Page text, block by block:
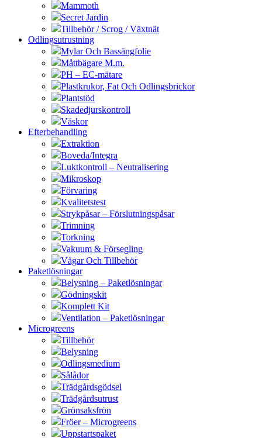
Mammoth
Secret Jardin
Tillbehör / Scrog / Växtnät
Odlingsutrustning
Mylar Och Bassängfolie
Måttbägare M.m.
PH – EC-mätare
Plastkrukor, Fat Och Odlingsbrickor
Plantstöd
Skadedjurskontroll
Väskor
Efterbehandling
Extraktion
Boveda/Integra
Luktkontroll – Neutralisering
Mikroskop
Förvaring
Kvalitetstest
Strykpåsar – Förslutningspåsar
Trimning
Torkning
Vakuum & Försegling
Vågar Och Tillbehör
Paketlösningar
Belysning – Paketlösningar
Gödningskit
Komplett Kit
Ventilation – Paketlösningar
Microgreens
Tillbehör
Belysning
Odlingsmedium
Sålådor
Trädgårdsgödsel
Trädgårdsutrust
Grönsaksfrön
Fröer – Microgreens
Uppstartspaket